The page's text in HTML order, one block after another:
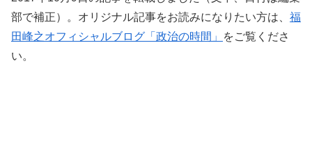
部で補正）。オリジナル記事をお読みになりたい方は、 福
田峰之オフィシャルブログ「政治の時間」
をご覧くださ
い。